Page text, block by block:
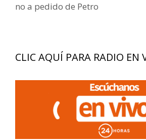
no a pedido de Petro
CLIC AQUÍ PARA RADIO EN